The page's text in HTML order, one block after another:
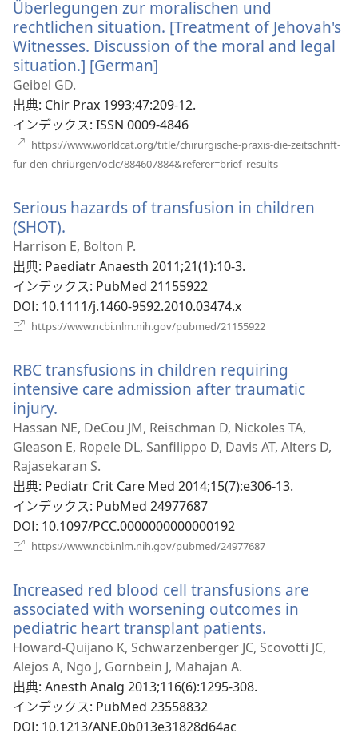
で
開
く）
Überlegungen zur moralischen und
rechtlichen situation. [Treatment of Jehovah's
Witnesses. Discussion of the moral and legal
situation.] [German]
い
タ
ブ
で
く）
Geibel GD.
出典‎: Chir Prax 1993;47:209-12.
インデックス‎: ISSN 0009-4846
https://www.worldcat.org/title/chirurgische-praxis-die-zeitschrift-
fur-den-chriurgen/oclc/884607884&referer=brief_results
タ
Serious hazards of transfusion in children
(SHOT).
し
い
タ
ブ
で
く）
Harrison E, Bolton P.
出典‎: Paediatr Anaesth 2011;21(1):10-3.
インデックス‎: PubMed 21155922
DOI‎: 10.1111/j.1460-9592.2010.03474.x
https://www.ncbi.nlm.nih.gov/pubmed/21155922
タ
ブ
で
く）
RBC transfusions in children requiring
intensive care admission after traumatic
injury.
し
い
タ
ブ
で
開
く）
Hassan NE, DeCou JM, Reischman D, Nickoles TA,
Gleason E, Ropele DL, Sanfilippo D, Davis AT, Alters D,
Rajasekaran S.
出典‎: Pediatr Crit Care Med 2014;15(7):e306-13.
インデックス‎: PubMed 24977687
DOI‎: 10.1097/PCC.0000000000000192
https://www.ncbi.nlm.nih.gov/pubmed/24977687
タ
ブ
で
く）
Increased red blood cell transfusions are
associated with worsening outcomes in
pediatric heart transplant patients.
し
Howard-Quijano K, Schwarzenberger JC, Scovotti JC,
Alejos A, Ngo J, Gornbein J, Mahajan A.
出典‎: Anesth Analg 2013;116(6):1295-308.
インデックス‎: PubMed 23558832
DOI‎: 10.1213/ANE.0b013e31828d64ac